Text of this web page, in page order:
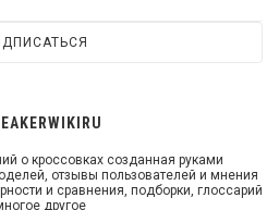
о кроссовках созданная руками
отзывы пользователей и мнения
и сравнения, подборки, глоссарий
другое